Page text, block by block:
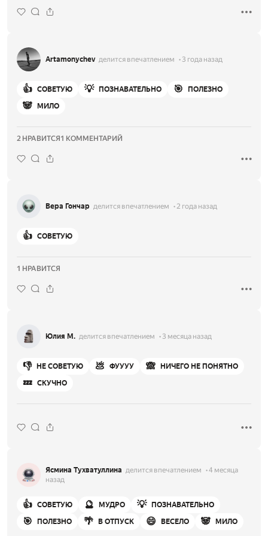
Artamonychev делится впечатлением 3 года назад
👍 СОВЕТУЮ 💡 ПОЗНАВАТЕЛЬНО 🎯 ПОЛЕЗНО
🐼 МИЛО
2 НРАВИТСЯ1 КОММЕНТАРИЙ
Вера Гончар делится впечатлением 2 года назад
👍 СОВЕТУЮ
1 НРАВИТСЯ
Юлия М. делится впечатлением 3 месяца назад
👎 НЕ СОВЕТУЮ 💩 ФУУУУ 🙈 НИЧЕГО НЕ ПОНЯТНО
💤 СКУЧНО
Ясмина Тухватуллина делится впечатлением
4 месяца
назад
👍 СОВЕТУЮ 🔮 МУДРО 💡 ПОЗНАВАТЕЛЬНО
🎯 ПОЛЕЗНО 🌴 В ОТПУСК 😄 ВЕСЕЛО 🐼 МИЛО